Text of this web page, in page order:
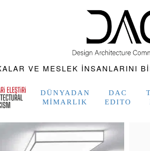
VE MESLEK INSANLARINI
DÜNYADAN
MIMARLIK
DAC
EDITO